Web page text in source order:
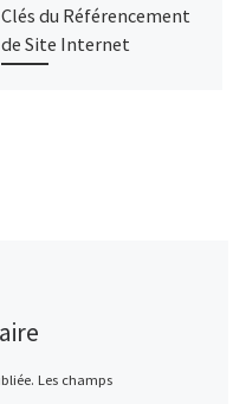
Clés du Référencement
de Site Internet
Les champs